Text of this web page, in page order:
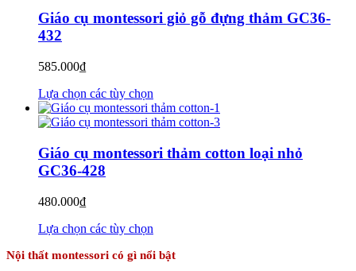
Giáo cụ montessori giỏ gỗ đựng thảm GC36-
432
585.000₫
Lựa chọn các tùy chọn
Giáo cụ montessori thảm cotton loại nhỏ
GC36-428
480.000₫
Lựa chọn các tùy chọn
Nội thất montessori có gì nổi bật